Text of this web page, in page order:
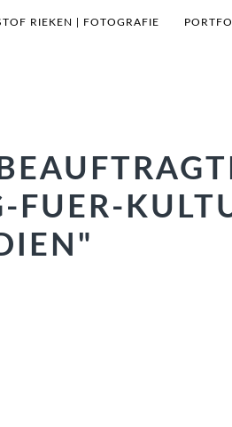
RIEKEN | FOTOGRAFIE
FUER-